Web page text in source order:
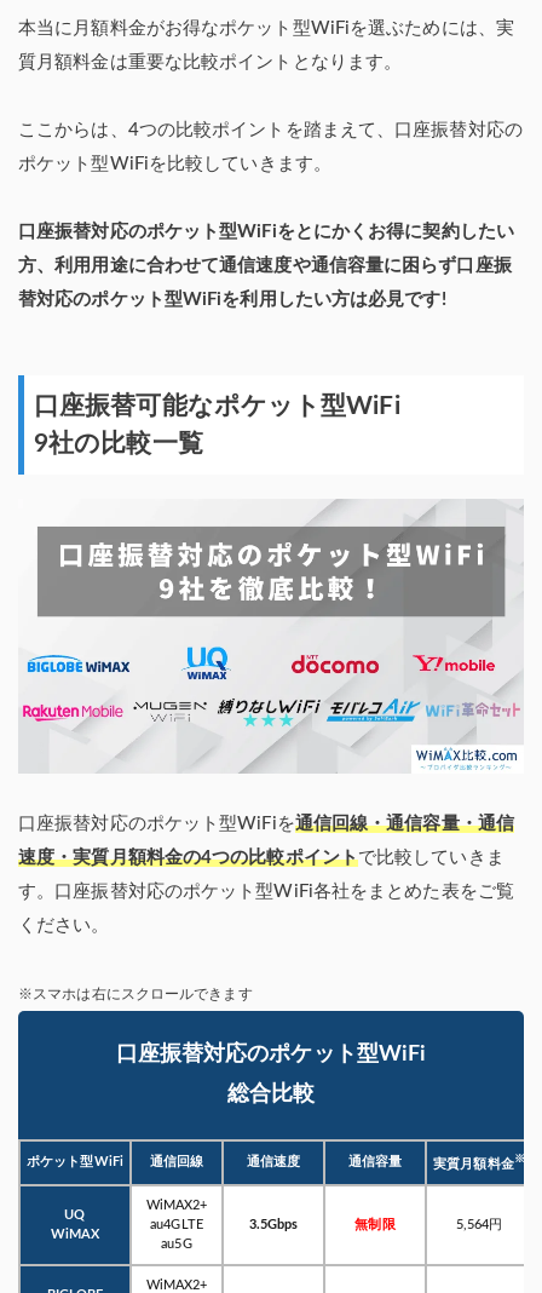
本当に月額料金がお得なポケット型WiFiを選ぶためには、実
質月額料金は重要な比較ポイントとなります。
ここからは、4つの比較ポイントを踏まえて、口座振替対応の
ポケット型WiFiを比較していきます。
口座振替対応のポケット型WiFiをとにかくお得に契約したい
方、利用用途に合わせて通信速度や通信容量に困らず口座振
替対応のポケット型WiFiを利用したい方は必見です!
口座振替可能なポケット型WiFi
9社の比較一覧
口座振替対応のポケット型WiFiを通信回線・通信容量・通信
速度・実質月額料金の4つの比較ポイントで比較していきま
す。口座振替対応のポケット型WiFi各社をまとめた表をご覧
ください。
※スマホは右にスクロールできます
口座振替対応のポケット型WiFi
総合比較
ポケット型WiFi 通信回線 通信速度 通信容量 実質月額料金※
UQ
WiMAX
WiMAX2+
au4GLTE
au5G
3.5Gbps 無制限 5,564円
WiMAX2+